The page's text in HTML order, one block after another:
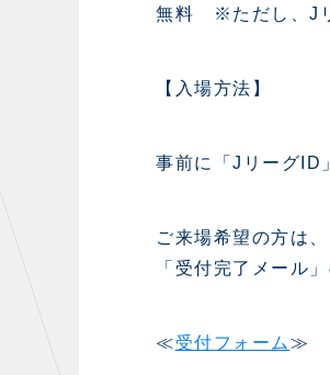
無料 ※ただし、Jリ
【入場方法】
事前に「JリーグID
ご来場希望の方は
「受付完了メール
≪受付フォーム ≫